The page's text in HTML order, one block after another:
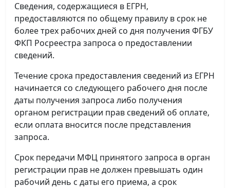
Сведения, содержащиеся в ЕГРН,
предоставляются по общему правилу в срок не
более трех рабочих дней со дня получения ФГБУ
ФКП Росреестра запроса о предоставлении
сведений.
Течение срока предоставления сведений из ЕГРН
начинается со следующего рабочего дня после
даты получения запроса либо получения
органом регистрации прав сведений об оплате,
если оплата вносится после представления
запроса.
Срок передачи МФЦ принятого запроса в орган
регистрации прав не должен превышать один
рабочий день с даты его приема, а срок